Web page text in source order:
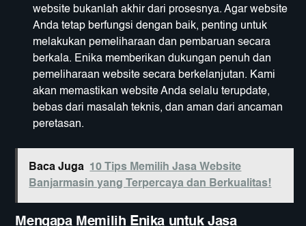
website bukanlah akhir dari prosesnya. Agar website
Anda tetap berfungsi dengan baik, penting untuk
melakukan pemeliharaan dan pembaruan secara
berkala. Enika memberikan dukungan penuh dan
pemeliharaan website secara berkelanjutan. Kami
akan memastikan website Anda selalu terupdate,
bebas dari masalah teknis, dan aman dari ancaman
peretasan.
Baca Juga 10 Tips Memilih Jasa Website
Banjarmasin yang Terpercaya dan Berkualitas!
Mengapa Memilih Enika untuk Jasa